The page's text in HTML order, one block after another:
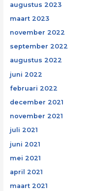
augustus 2023
maart 2023
november 2022
september 2022
augustus 2022
juni 2022
februari 2022
december 2021
november 2021
juli 2021
juni 2021
mei 2021
april 2021
maart 2021